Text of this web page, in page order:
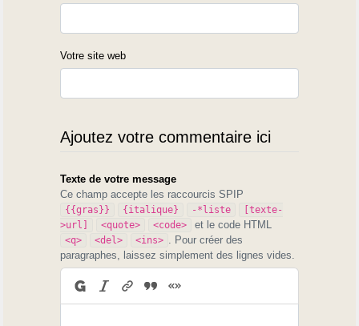
Votre site web
Ajoutez votre commentaire ici
Texte de votre message
Ce champ accepte les raccourcis SPIP
{{gras}} {italique} -*liste
[texte-
>url]
<quote> <code> et le code HTML
<q> <del> <ins>
. Pour créer des
paragraphes, laissez simplement des lignes vides.